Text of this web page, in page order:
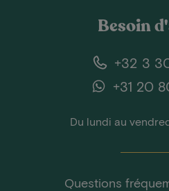
Besoin
+32 3
+31 20
Du lundi au
Questions